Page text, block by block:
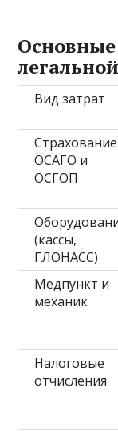
Основные
Вид затрат
Страхование
ОСАГО и
ОСГОП
(кассы,
ГЛОНАСС)
Медпункт и
механик
Налоговые
отчисления